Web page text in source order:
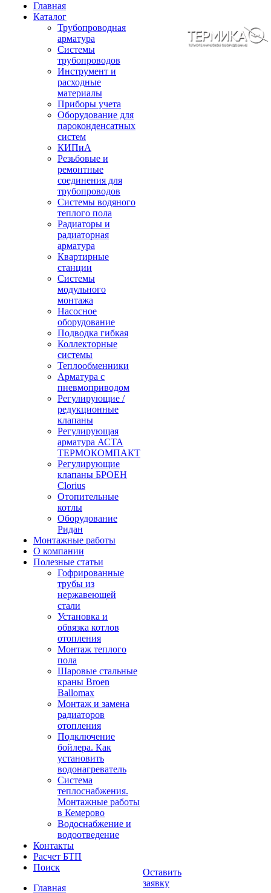
Главная
Каталог
Трубопроводная
арматура
Системы
трубопроводов
Инструмент и
расходные
материалы
Приборы учета
Оборудование для
пароконденсатных
систем
КИПиА
Резьбовые и
ремонтные
соединения для
трубопроводов
Системы водяного
теплого пола
Радиаторы и
радиаторная
арматура
Квартирные
станции
Системы
модульного
монтажа
Насосное
оборудование
Подводка гибкая
Коллекторные
системы
Теплообменники
Арматура с
пневмоприводом
Регулирующие /
редукционные
клапаны
Регулирующая
арматура АСТА
ТЕРМОКОМПАКТ
Регулирующие
клапаны БРОЕН
Clorius
Отопительные
котлы
Оборудование
Ридан
Монтажные работы
О компании
Полезные статьи
Гофрированные
трубы из
нержавеющей
стали
Установка и
обвязка котлов
отопления
Монтаж теплого
пола
Шаровые стальные
краны Broen
Ballomax
Монтаж и замена
радиаторов
отопления
Подключение
бойлера. Как
установить
водонагреватель
Система
теплоснабжения.
Монтажные работы
в Кемерово
Водоснабжение и
водоотведение
Контакты
Расчет БТП
Поиск
Главная
Оставить
заявку